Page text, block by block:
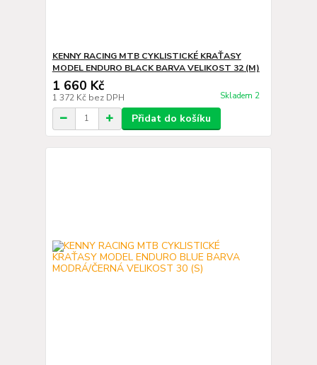
KENNY RACING MTB CYKLISTICKÉ KRAŤASY
MODEL ENDURO BLACK BARVA VELIKOST 32 (M)
1 660 Kč
1 372 Kč bez DPH Skladem 2
Přidat do košíku